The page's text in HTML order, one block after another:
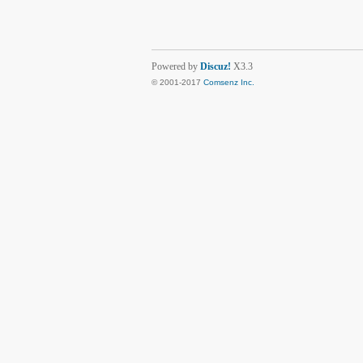
Powered by Discuz! X3.3
© 2001-2017 Comsenz Inc.